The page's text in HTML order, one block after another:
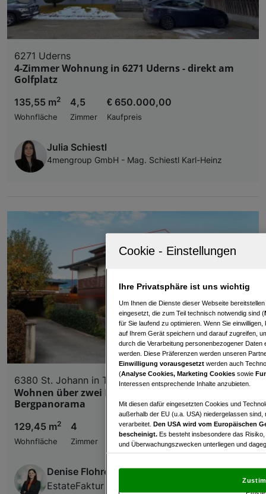
6271 Uderns
4-Zimmer Wohnung in 6271 Uderns - direkt am
Golfplatz
135,55 m2
Wohnfläche
4,5
Zimmer
€ 650.000,00
Kaufpreis
Julia Schiestl
4mengroup GmbH - Mag. Schiestl Karl-Heinz
6380 St. Johann in Tirol
Wohnen über zwei Ebenen mit beeindruckendem
Bergpanorama
129,45 m2
Wohnfläche
4
Zimmer
€ 950.000,00
Kaufpreis
Denise Flohrer
EstateFaktur GmbH
Ihre Privatsphäre ist uns wichtig
Um Ihnen die Dienste dieser Webseite
eingesetzt, die zum Teil technisch notwendig sind (
für Sie laufend zu optimieren. Wenn Sie
auf Ihrem Gerät speichern und darauf zugreifen,
durch die Verarbeitung personenbezogener
werden. Diese Präferenzen werden unseren
Einwilligung vorausgesetzt werden auch
(Analyse Cookies, Marketing Cookies sowie
Interessen entsprechende Inhalte anzubieten.
Mit diesen dafür eingesetzten Cookies und
außerhalb der EU (u.a. USA) niedergelassen
verarbeitet. Den USA wird vom Europäischen
bescheinigt. Es besteht insbesondere das
und Überwachungszwecken unterliegen und
und Widerspruch gegen die Verarbeitung auf der